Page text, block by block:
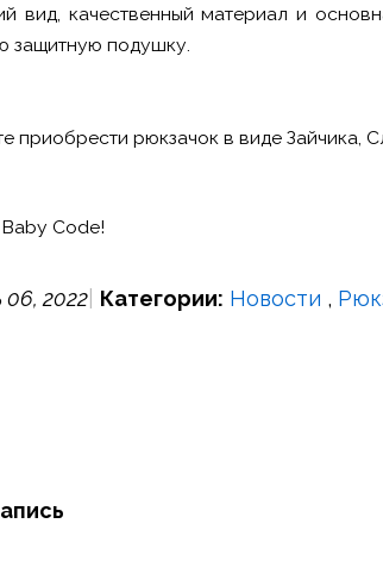
вид, качественный материал и
защитную подушку.
приобрести рюкзачок в виде Зайчика,
Code!
2022 Категории: Новости ,